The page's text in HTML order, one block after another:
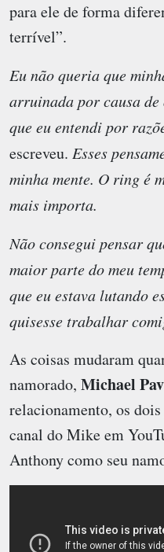
para ele de forma
terrível”.
Eu não queria que
arruinada por causa
que eu entendi por
escreveu. Esses
minha mente. O ring é
mais importa.
Não consegui pensar
maior parte do meu
que eu estava lutando
quisesse trabalhar
As coisas mudaram
namorado, Michael
relacionamento, os
canal do Mike em
Anthony como seu